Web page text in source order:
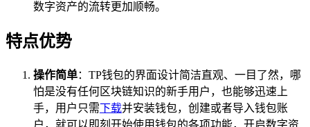
数字资产的流转更加顺畅。
特点优势
操作简单：TP钱包的界面设计简洁直观、一目了然，哪
怕是没有任何区块链知识的新手用户，也能够迅速上
手，用户只需下载并安装钱包，创建或者导入钱包账